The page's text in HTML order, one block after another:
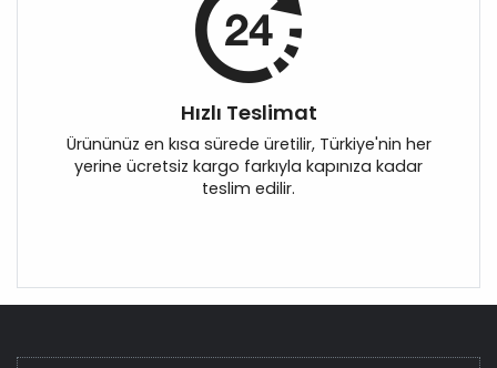
Hızlı Teslimat
Ürününüz en kısa sürede üretilir, Türkiye'nin her
yerine ücretsiz kargo farkıyla kapınıza kadar
teslim edilir.